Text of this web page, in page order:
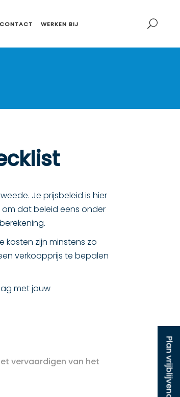
CONTACT WERKEN BIJ
Je prijsbeleid is hier
om dat beleid eens onder
kosten zijn minstens zo
verkoopprijs te bepalen
met jouw
vervaardigen van het